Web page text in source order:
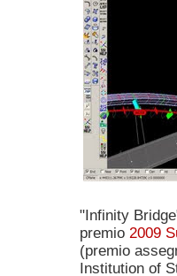
"Infinity
premio 2009
(premio
Institution of